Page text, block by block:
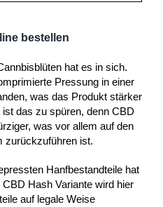
bestellen
hat es in sich.
Pressung in einer
was das Produkt stärker
das zu spüren, denn CBD
was vor allem auf den
zurückzuführen ist.
Hanfbestandteile hat
Hash Variante wird hier
auf legale Weise